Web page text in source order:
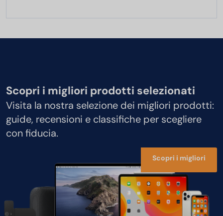
Scopri i migliori prodotti selezionati
Visita la nostra selezione dei migliori prodotti:
guide, recensioni e classifiche per scegliere
con fiducia.
Scopri i migliori